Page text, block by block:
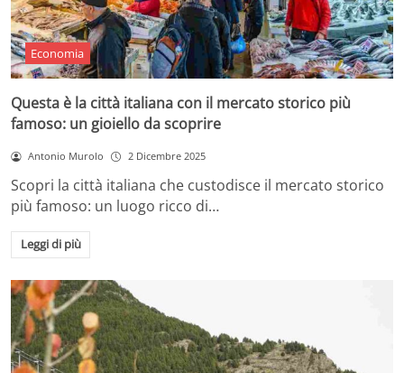
Economia
Questa è la città italiana con il mercato storico più
famoso: un gioiello da scoprire
Antonio Murolo 2 Dicembre 2025
Scopri la città italiana che custodisce il mercato storico
più famoso: un luogo ricco di…
Leggi di più